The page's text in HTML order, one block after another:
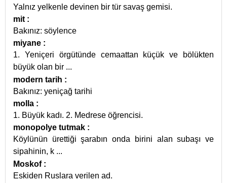
Yalnız yelkenle devinen bir tür savaş gemisi.
mit :
Bakınız: söylence
miyane :
1. Yeniçeri örgütünde cemaattan küçük ve bölükten
büyük olan bir ...
modern tarih :
Bakınız: yeniçağ tarihi
molla :
1. Büyük kadı. 2. Medrese öğrencisi.
monopolye tutmak :
Köylünün ürettiği şarabın onda birini alan subaşı ve
sipahinin, k ...
Moskof :
Eskiden Ruslara verilen ad.